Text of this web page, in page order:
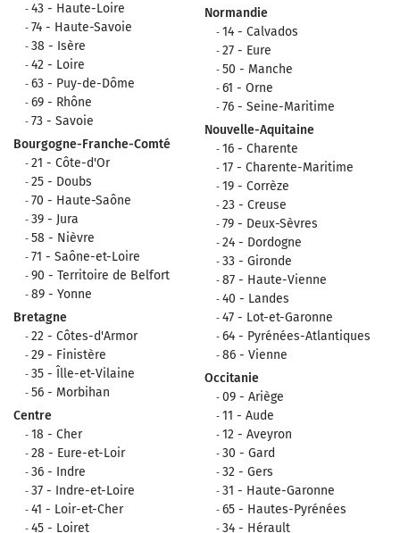
43 - Haute-Loire
74 - Haute-Savoie
38 - Isère
42 - Loire
63 - Puy-de-Dôme
69 - Rhône
73 - Savoie
Bourgogne-Franche-Comté
21 - Côte-d'Or
25 - Doubs
70 - Haute-Saône
39 - Jura
58 - Nièvre
71 - Saône-et-Loire
90 - Territoire de Belfort
89 - Yonne
Bretagne
22 - Côtes-d'Armor
29 - Finistère
35 - Îlle-et-Vilaine
56 - Morbihan
Centre
18 - Cher
28 - Eure-et-Loir
36 - Indre
37 - Indre-et-Loire
41 - Loir-et-Cher
45 - Loiret
Normandie
14 - Calvados
27 - Eure
50 - Manche
61 - Orne
76 - Seine-Maritime
Nouvelle-Aquitaine
16 - Charente
17 - Charente-Maritime
19 - Corrèze
23 - Creuse
79 - Deux-Sèvres
24 - Dordogne
33 - Gironde
87 - Haute-Vienne
40 - Landes
47 - Lot-et-Garonne
64 - Pyrénées-Atlantiques
86 - Vienne
Occitanie
09 - Ariège
11 - Aude
12 - Aveyron
30 - Gard
32 - Gers
31 - Haute-Garonne
65 - Hautes-Pyrénées
34 - Hérault